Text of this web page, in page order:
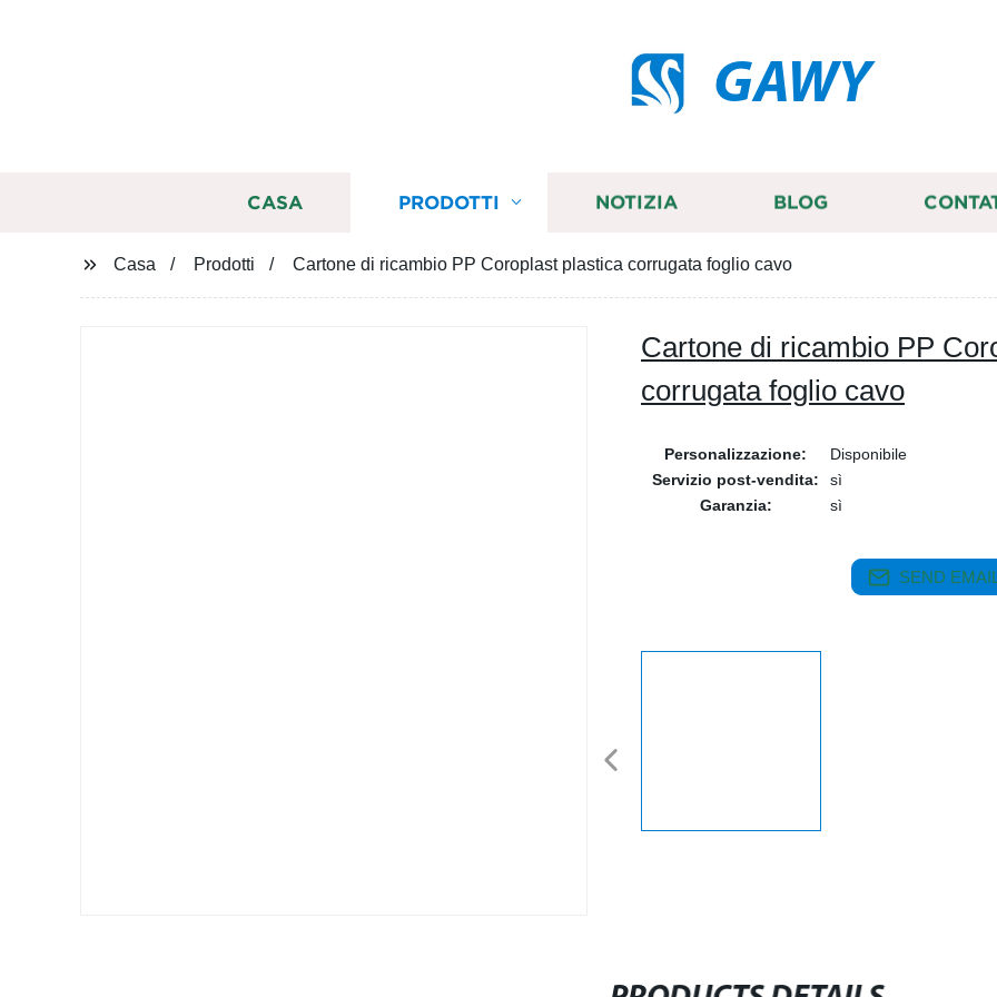
GAWY
CASA PRODOTTI NOTIZIA BLOG
Casa Prodotti Cartone di ricambio PP Coroplast plastica corrugata foglio cavo
Cartone di ricambio PP
corrugata foglio cavo
Personalizzazione:
Disponibile
Servizio post-vendita:
sì
Garanzia:
sì
SEND